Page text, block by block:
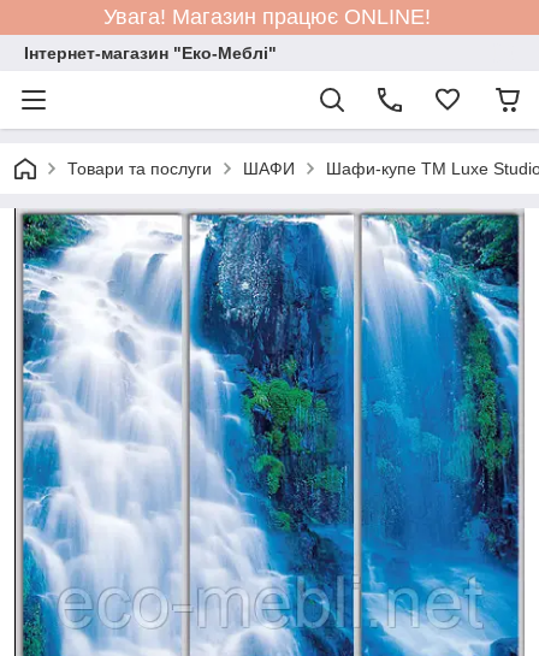
Увага! Магазин працює ONLINE!
Інтернет-магазин "Еко-Меблі"
Товари та послуги ШАФИ Шафи-купе TM Luxe